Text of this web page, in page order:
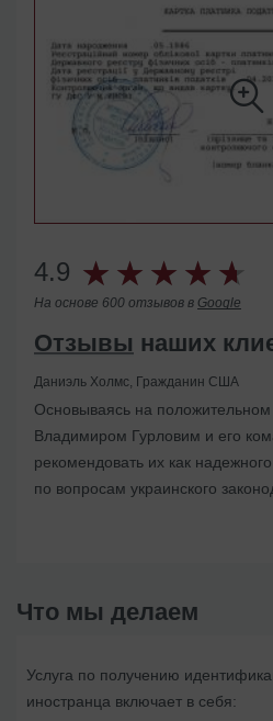
4.9
На основе 600 отзывов в Google
Отзывы наших
Даниэль Холмс, Гражданин США
Основываясь на положительном
Владимиром Гурловим и его
рекомендовать их как
по вопросам украинского
Что мы делаем
Услуга по получению
иностранца включает в себя: